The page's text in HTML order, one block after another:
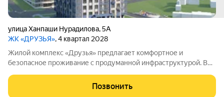
улица Ханпаши Нурадилова,5А
ЖК «ДРУЗЬЯ», 4 квартал 2028
Жилой комплекс «Друзья» предлагает комфортное и
безопасное проживание с продуманной инфраструктурой. Во
есть детские площадки, спортивная площадка и велосипедные
дорожки. Сам дом оснащён
Позвонить